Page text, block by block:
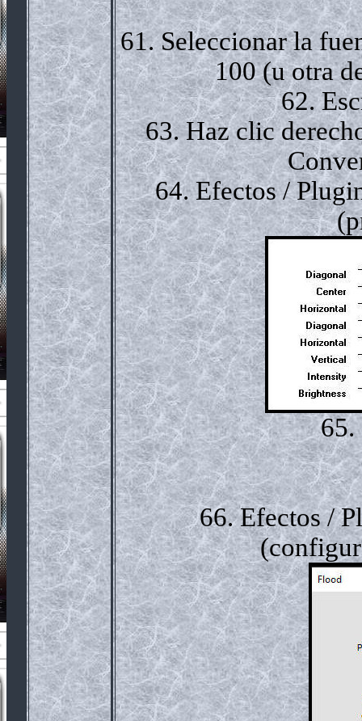
61. Seleccionar la
100 (u otra
62.
63. Haz clic
64. Efectos /
65.
66. Efectos /